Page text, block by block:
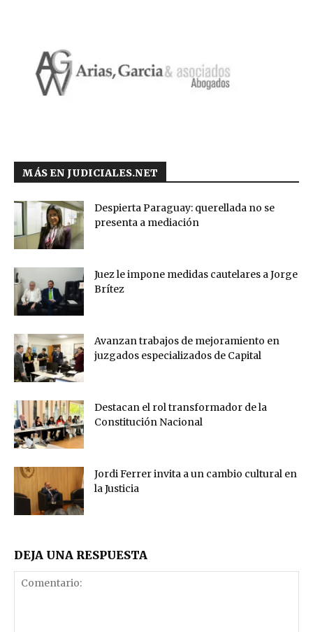
MÁS EN JUDICIALES.NET
Despierta Paraguay: querellada no se
presenta a mediación
Juez le impone medidas cautelares a Jorge
Brítez
Avanzan trabajos de mejoramiento en
juzgados especializados de Capital
Destacan el rol transformador de la
Constitución Nacional
Jordi Ferrer invita a un cambio cultural en
la Justicia
DEJA UNA RESPUESTA